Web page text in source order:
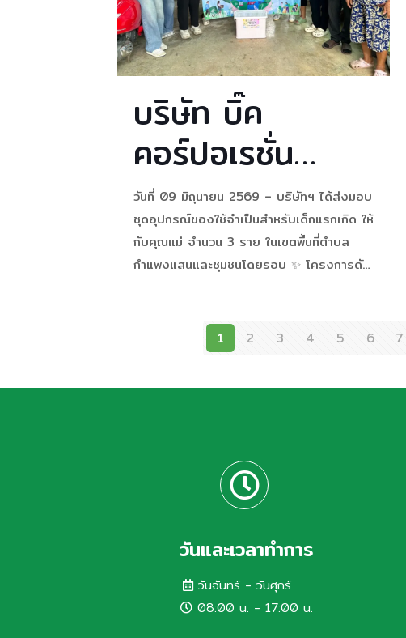
สร้างสุขอนามัย
และพัฒนาการ
เด็กในชุมชน
บริษัท บิ๊ค
คอร์ปอเรชั่น
จำกัด และบริษัท
ย่อย ส่งมอบ
ความห่วงใยผ่าน
“🍼 โครงการ
BIC BOX FOR
BABY 🧸” ประจำ
สร้างสุขอนามัย
และพัฒนาการ
เด็กในชุมชน
วันที่ 09 มิถุนายน 2569 – บริษัทฯ ได้ส่งมอบ
ชุดอุปกรณ์ของใช้จำเป็นสำหรับเด็กแรกเกิด ให้
กับคุณแม่ จำนวน 3 ราย ในเขตพื้นที่ตำบล
กำแพงแสนและชุมชนโดยรอบ ✨ โครงการดัง
Responsibility: CSR) ที่บริษัทฯ ยึดถือปฏิบัติ
มาอย่างต่อเนื่อง 🤍
1 2 3 4 5 6 7
วันและเวลาทำการ
วันจันทร์ - วันศุกร์
08:00 น. - 17:00 น.